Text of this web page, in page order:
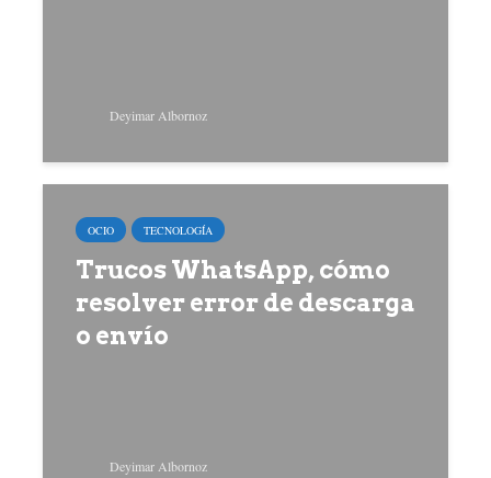
Deyimar Albornoz
OCIO TECNOLOGÍA
Trucos WhatsApp, cómo
resolver error de descarga
o envío
Deyimar Albornoz